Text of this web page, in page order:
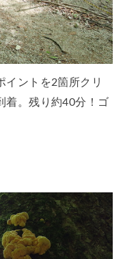
イントを2箇所クリ
着。残り約40分！ゴ